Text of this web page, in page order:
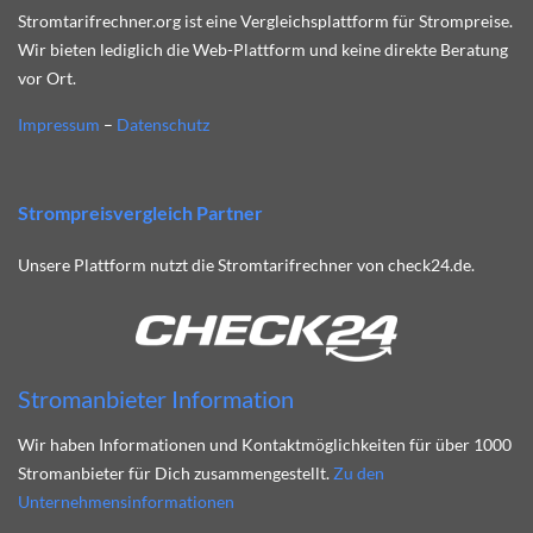
Stromtarifrechner.org ist eine Vergleichsplattform für Strompreise.
Wir bieten lediglich die Web-Plattform und keine direkte Beratung
vor Ort.
Impressum – Datenschutz
Strompreisvergleich Partner
Unsere Plattform nutzt die Stromtarifrechner von check24.de.
Stromanbieter Information
Wir haben Informationen und Kontaktmöglichkeiten für über 1000
Stromanbieter für Dich zusammengestellt. Zu den
Unternehmensinformationen